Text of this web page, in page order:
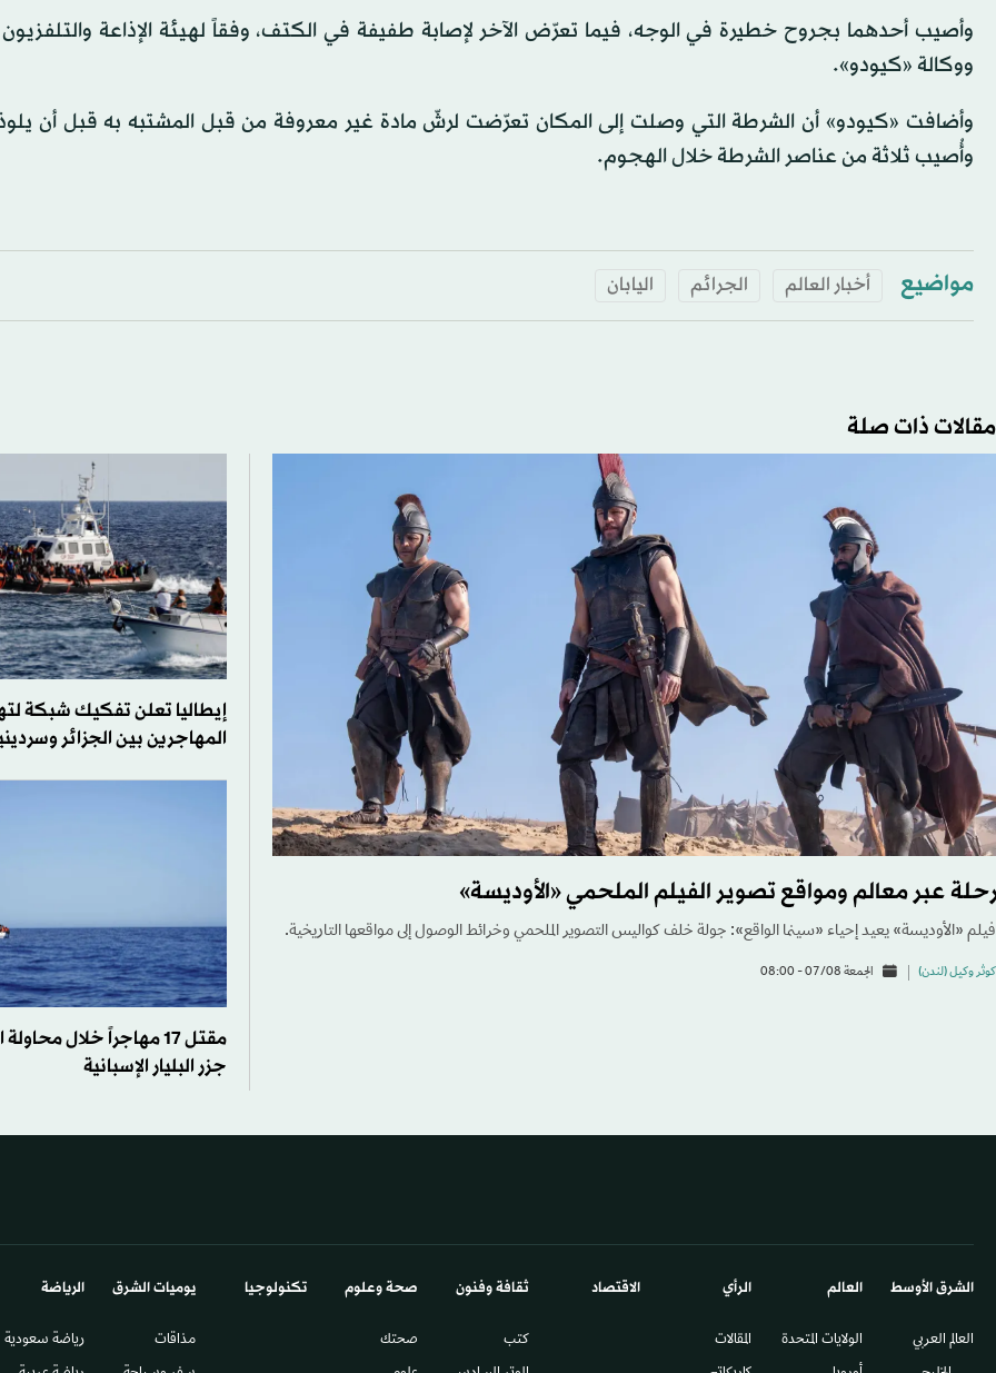
وأصيب أحدهما بجروح خطيرة في الوجه، فيما تعرّض الآخر لإصابة طفيفة في الكتف، وفقاً لهيئة الإذاعة والتلفزيون
ووكالة «كيودو».
وأضافت «كيودو» أن الشرطة التي وصلت إلى المكان تعرّضت لرشّ مادة غير معروفة من قبل المشتبه به قبل أن يلوذ
وأُصيب ثلاثة من عناصر الشرطة خلال الهجوم.
مواضيع أخبار العالم الجرائم اليابان
مقالات ذات صلة
رحلة عبر معالم ومواقع تصوير الفيلم الملحمي «الأوديسة»
فيلم «الأوديسة» يعيد إحياء «سينما الواقع»: جولة خلف كواليس التصوير الملحمي وخرائط الوصول إلى مواقعها التاريخية.
كوثر وكيل (لندن) الجمعة 07/08 - 08:00
إيطاليا تعلن تفكيك شبكة
المهاجرين بين الجزائر
مقتل 17 مهاجراً خلال
جزر البليار الإسبانية
الشرق الأوسط​
العالم العربي
العالم
الولايات المتحدة
الرأي
المقالات
الاقتصاد ثقافة وفنون
كتب
صحة وعلوم
صحتك
تكنولوجيا يوميات الشرق​
مذاقات
الرياضة
رياضة سعودية